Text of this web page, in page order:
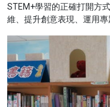
STEM+學習的正確打開方
維、提升創意表現、運用